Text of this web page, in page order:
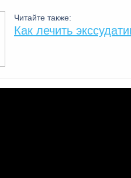
Читайте также:
Как лечить